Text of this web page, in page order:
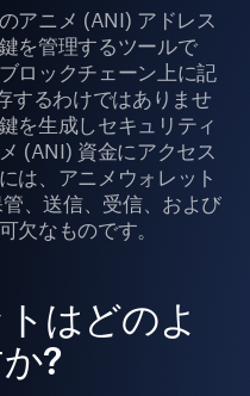
アニメ (ANI) アドレス
を管理するツールで
ロックチェーン上に記
するわけではありませ
を生成しセキュリティ
(ANI) 資金にアクセス
は、アニメウォレット
、送信、受信、および
欠なものです。
はどのよ
?